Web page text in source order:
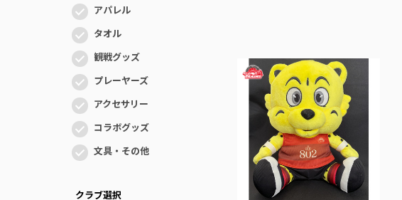
アパレル
タオル
観戦グッズ
プレーヤーズ
アクセサリー
コラボグッズ
文具・その他
クラブ選択